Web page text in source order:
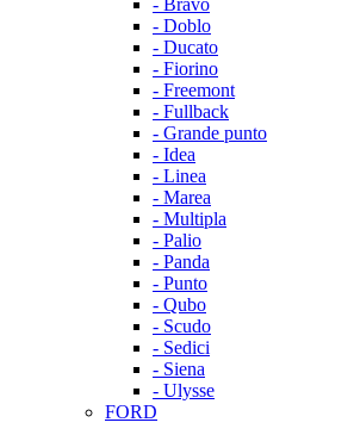
- Bravo
- Doblo
- Ducato
- Fiorino
- Freemont
- Fullback
- Grande punto
- Idea
- Linea
- Marea
- Multipla
- Palio
- Panda
- Punto
- Qubo
- Scudo
- Sedici
- Siena
- Ulysse
FORD